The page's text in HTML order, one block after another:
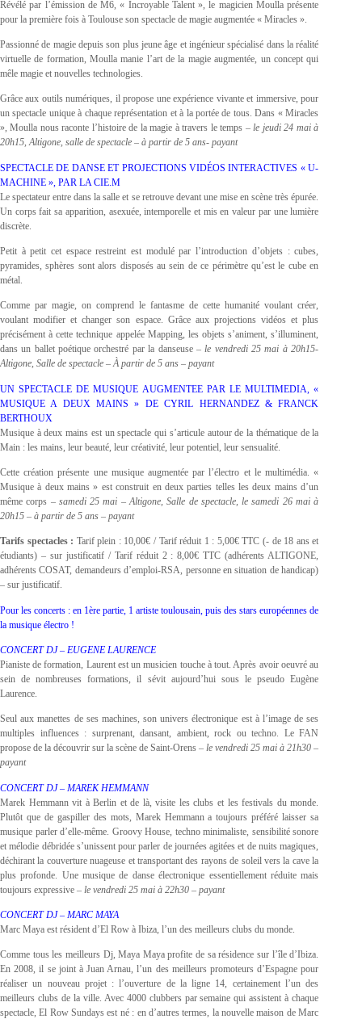
Révélé par l’émission de M6, « Incroyable Talent », le magicien Moulla présente
pour la première fois à Toulouse son spectacle de magie augmentée « Miracles ».
Passionné de magie depuis son plus jeune âge et ingénieur spécialisé dans la réalité
virtuelle de formation, Moulla manie l’art de la magie augmentée, un concept qui
mêle magie et nouvelles technologies.
Grâce aux outils numériques, il propose une expérience vivante et immersive, pour
un spectacle unique à chaque représentation et à la portée de tous. Dans « Miracles
», Moulla nous raconte l’histoire de la magie à travers le temps –le jeudi 24 mai à
20h15, Altigone, salle de spectacle – à partir de 5 ans- payant
SPECTACLE DE DANSE ET PROJECTIONS VIDÉOS INTERACTIVES « U-
MACHINE », PAR LA CIE.M
Le spectateur entre dans la salle et se retrouve devant une mise en scène très épurée.
Un corps fait sa apparition, asexuée, intemporelle et mis en valeur par une lumière
discrète.
Petit à petit cet espace restreint est modulé par l’introduction d’objets : cubes,
pyramides, sphères sont alors disposés au sein de ce périmètre qu’est le cube en
métal.
Comme par magie, on comprend le fantasme de cette humanité voulant créer,
voulant modifier et changer son espace. Grâce aux projections vidéos et plus
précisément à cette technique appelée Mapping, les objets s’animent, s’illuminent,
dans un ballet poétique orchestré par la danseuse – le vendredi 25 mai à 20h15-
Altigone, Salle de spectacle – À partir de 5 ans – payant
UN SPECTACLE DE MUSIQUE AUGMENTEE PAR LE MULTIMEDIA, «
MUSIQUE A DEUX MAINS » DE CYRIL HERNANDEZ & FRANCK
BERTHOUX
Musique à deux mains est un spectacle qui s’articule autour de la thématique de la
Main : les mains, leur beauté, leur créativité, leur potentiel, leur sensualité.
Cette création présente une musique augmentée par l’électro et le multimédia. «
Musique à deux mains » est construit en deux parties telles les deux mains d’un
même corps – samedi 25 mai – Altigone, Salle de spectacle, le samedi 26 mai à
20h15 – à partir de 5 ans – payant
Tarifs spectacles : Tarif plein : 10,00€ / Tarif réduit 1 : 5,00€ TTC (- de 18 ans et
étudiants) – sur justificatif / Tarif réduit 2 : 8,00€ TTC (adhérents ALTIGONE,
adhérents COSAT, demandeurs d’emploi-RSA, personne en situation de handicap)
– sur justificatif.
Pour les concerts : en 1ère partie, 1 artiste toulousain, puis des stars européennes de
la musique électro !
CONCERT DJ – EUGENE LAURENCE
Pianiste de formation, Laurent est un musicien touche à tout. Après avoir oeuvré au
sein de nombreuses formations, il sévit aujourd’hui sous le pseudo Eugène
Laurence.
Seul aux manettes de ses machines, son univers électronique est à l’image de ses
multiples influences : surprenant, dansant, ambient, rock ou techno. Le FAN
propose de la découvrir sur la scène de Saint-Orens –le vendredi 25 mai à 21h30–
payant
CONCERT DJ – MAREK HEMMANN
Marek Hemmann vit à Berlin et de là, visite les clubs et les festivals du monde.
Plutôt que de gaspiller des mots, Marek Hemmann a toujours préféré laisser sa
musique parler d’elle-même. Groovy House, techno minimaliste, sensibilité sonore
et mélodie débridée s’unissent pour parler de journées agitées et de nuits magiques,
déchirant la couverture nuageuse et transportant des rayons de soleil vers la cave la
plus profonde. Une musique de danse électronique essentiellement réduite mais
toujours expressive – le vendredi 25 mai à 22h30 – payant
CONCERT DJ – MARC MAYA
Marc Maya est résident d’El Row à Ibiza, l’un des meilleurs clubs du monde.
Comme tous les meilleurs Dj, Maya Maya profite de sa résidence sur l’île d’Ibiza.
En 2008, il se joint à Juan Arnau, l’un des meilleurs promoteurs d’Espagne pour
réaliser un nouveau projet : l’ouverture de la ligne 14, certainement l’un des
meilleurs clubs de la ville. Avec 4000 clubbers par semaine qui assistent à chaque
spectacle, El Row Sundays est né : en d’autres termes, la nouvelle maison de Marc